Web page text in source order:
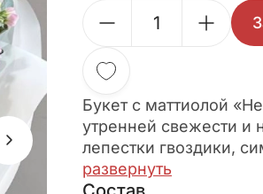
Букет с маттиолой
утренней свежести и
лепестки гвоздики,
очарование.
легкой меланхолии,
развернуть